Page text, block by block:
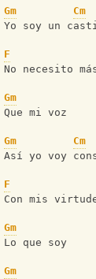
Gm
Cm
Yo soy un
F
No necesito
Gm
Que mi voz
Gm
Cm
Así yo voy
F
Con mis
Gm
Lo que soy
Gm